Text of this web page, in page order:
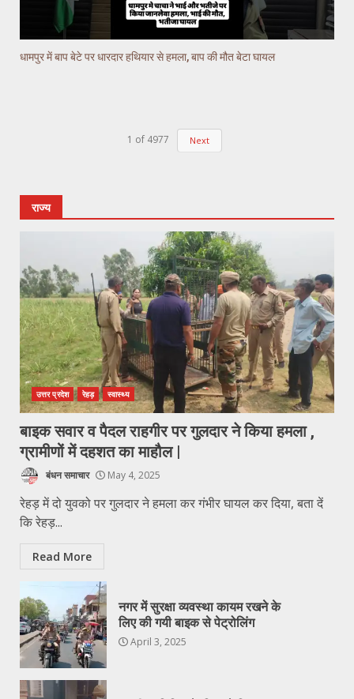
धामपुर में बाप बेटे पर धारदार हथियार से हमला, बाप की मौत बेटा घायल
1 of 4977 Next
राज्य
उत्तर प्रदेश रेहड़ स्वास्थ्य
बाइक सवार व पैदल राहगीर पर गुलदार ने किया हमला ,
ग्रामीणों में दहशत का माहौल |
बंधन समाचार May 4, 2025
रेहड़ में दो युवको पर गुलदार ने हमला कर गंभीर घायल कर दिया, बता दें
कि रेहड़...
Read More
नगर में सुरक्षा व्यवस्था कायम रखने के
लिए की गयी बाइक से पेट्रोलिंग
April 3, 2025